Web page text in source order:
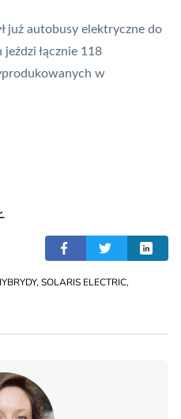
już autobusy elektryczne do
łącznie 118
w
, SOLARIS ELECTRIC,